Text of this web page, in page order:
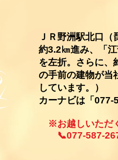
ＪＲ野洲駅北口
約3.2㎞進み、
「
を左折。さらに、
の手前の建物が当
しています。）
カーナビは「077-
※お越しいただ
📞077-587-